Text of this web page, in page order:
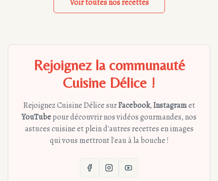
Voir toutes nos recettes
Rejoignez la communauté
Cuisine Délice !
Rejoignez Cuisine Délice surFacebook,Instagramet
YouTubepour découvrir nos vidéos gourmandes, nos
astuces cuisine et plein d'autres recettes en images
qui vous mettront l'eau à la bouche !